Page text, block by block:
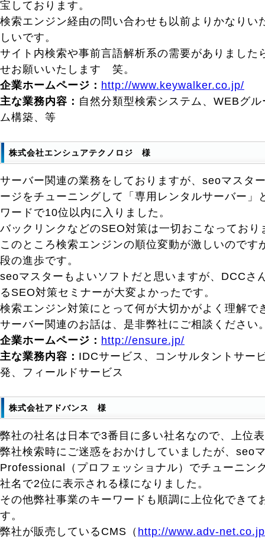
宝しております。
検索エンジン経由の問い合わせも以前よりかなりい
しいです。
サイト内検索や事前言語解析系の需要がありました
せお願いいたします 笑。
企業ホームページ： http://www.keywalker.co.jp/
主な業務内容： 自然分類型検索システム、WEBグ
ム構築、等
株式会社エンシュアテクノロジ 様
サーバー関連の業務をしておりますが、seoマスタ
ージをチューニングして「専用レンタルサーバー」
ワードで10位以内に入りました。
バックリンクなどのSEO対策は一切おこなっており
このところ検索エンジンの順位変動が激しいのです
段の進歩です。
seoマスターもよいソフトだと思いますが、DCCさ
るSEO対策セミナーが大変よかったです。
検索エンジン対策にとって何が大切かがよく理解で
サーバー関連のお話は、是非弊社にご相談ください
企業ホームページ： http://ensure.jp/
主な業務内容： IDCサービス、コンサルタントサー
発、フィールドサービス
株式会社アドバンス 様
弊社の社名は日本で3番目に多い社名なので、上位
弊社検索時にご迷惑をおかけしていましたが、seo
Professional（プロフェッショナル）でチューニン
社名で2位に表示される様になりました。
その他弊社事業のキーワードも順調に上位化できて
す。
弊社が販売しているCMS（ http://www.adv-